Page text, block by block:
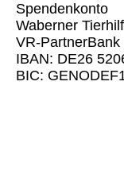
Spendenkonto
Waberner
VR-
IBAN: DE26
BIC: